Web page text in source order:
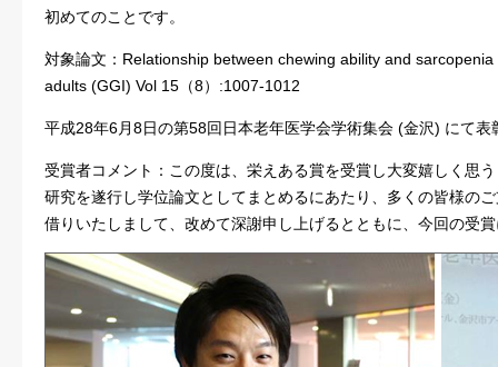
初めてのことです。
対象論文：Relationship between chewing ability and
adults (GGI) Vol 15（8）:1007-1012
平成28年6月8日の第58回日本老年医学会学術集会 (金沢) にて表
受賞者コメント：この度は、栄えある賞を受賞し大変嬉しく思
研究を遂行し学位論文としてまとめるにあたり、多くの皆様の
借りいたしまして、改めて深謝申し上げるとともに、今回の受